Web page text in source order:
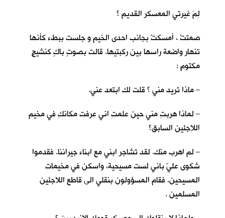
لِمَ غيرتي المعسكر القديم ؟
صمتتْ ، أمسكتْ بجانب احدى الخيم و جلست ببطء كأنها
تنهار واضعة راسها بين ركبتيها. قالت بصوتٍ باكٍ كنشيجٍ
مكتومٍ :
– ماذا تريد مني ؟ قلت لك ابتعد عني.
– لماذا هربتِ مني حين علمتِ اني عرفت مكانكِ في مخيم
اللاجئين السابق؟
– لم اهرب منك. لقد تشاجر ابني مع ابناء جيراننا. فقدموا
شكوى عليّ باني لست مسيحية، واسكن في مخيمات
المسيحين. فقام المسؤولون بنقلي الى قاطع اللاجئين
المسلمين .